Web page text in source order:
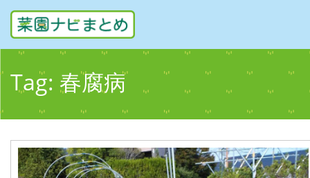
Tag: 春腐病